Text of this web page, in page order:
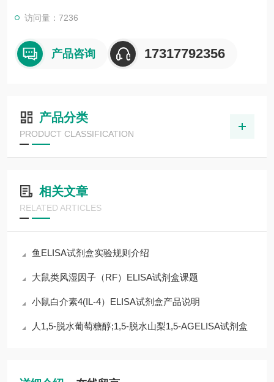
访问量：7236
产品咨询 17317792356
产品分类
PRODUCT CLASSIFICATION
相关文章
RELATED ARTICLES
鱼ELISA试剂盒实验规则介绍
大鼠类风湿因子（RF）ELISA试剂盒课题
小鼠白介素4(IL-4）ELISA试剂盒产品说明
人1,5-脱水葡萄糖醇;1,5-脱水山梨1,5-AGELISA试剂盒